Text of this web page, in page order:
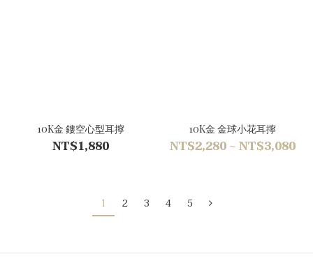
10K金 鏤空心型耳擰
NT$1,880
10K金 金球小花耳擰
NT$2,280 ~ NT$3,080
1 2 3 4 5